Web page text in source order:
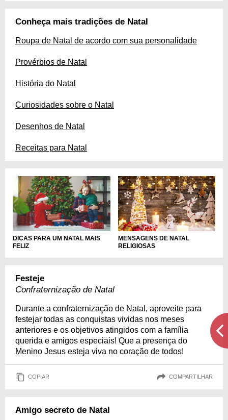
Conheça mais tradições de Natal
Roupa de Natal de acordo com sua personalidade
Provérbios de Natal
História do Natal
Curiosidades sobre o Natal
Desenhos de Natal
Receitas para Natal
DICAS PARA UM NATAL MAIS
FELIZ
MENSAGENS DE NATAL
RELIGIOSAS
Festeje
Confraternização de Natal
Durante a confraternização de Natal, aproveite para
festejar todas as conquistas vividas nos meses
anteriores e os objetivos atingidos com a família
querida e amigos especiais! Que a presença do
Menino Jesus esteja viva no coração de todos!
COPIAR COMPARTILHAR
Amigo secreto de Natal